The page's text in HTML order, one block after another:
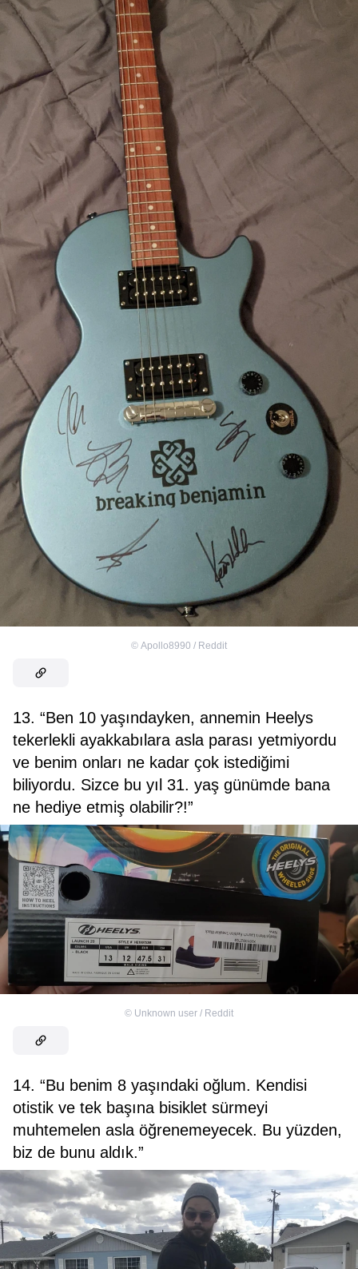
© Apollo8990 / Reddit
13. “Ben 10 yaşındayken, annemin Heelys
tekerlekli ayakkabılara asla parası yetmiyordu
ve benim onları ne kadar çok istediğimi
biliyordu. Sizce bu yıl 31. yaş günümde bana
ne hediye etmiş olabilir?!”
© Unknown user / Reddit
14. “Bu benim 8 yaşındaki oğlum. Kendisi
otistik ve tek başına bisiklet sürmeyi
muhtemelen asla öğrenemeyecek. Bu yüzden,
biz de bunu aldık.”